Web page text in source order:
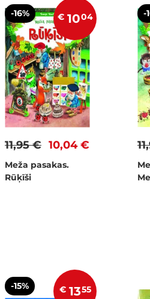
-16% € 1004
10,04 €
11,95 €
Meža pasakas.
Rūķīši
-
-15% € 1355